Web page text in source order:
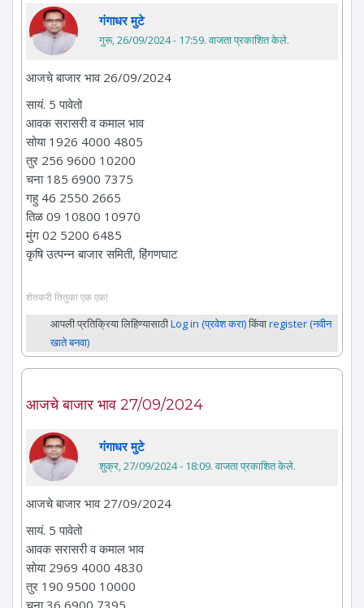
गंगाधर मुटे
गुरू, 26/09/2024 - 17:59. वाजता प्रकाशित केले.
आजचे बाजार भाव 26/09/2024
सायं. 5 पावेतो
आवक सरासरी व कमाल भाव
सोया 1926 4000 4805
तुर 256 9600 10200
चना 185 6900 7375
गहु 46 2550 2665
तिळ 09 10800 10970
मुंग 02 5200 6485
कृषि उत्पन्न बाजार समिती, हिंगणघाट
शेतकरी तितुका एक एक!
आपली प्रतिक्रिया लिहिण्यासाठीLog in (प्रवेश करा)किंवाregister (नवीन
खाते बनवा)
आजचे बाजार भाव 27/09/2024
गंगाधर मुटे
शुक्र, 27/09/2024 - 18:09. वाजता प्रकाशित केले.
आजचे बाजार भाव 27/09/2024
सायं. 5 पावेतो
आवक सरासरी व कमाल भाव
सोया 2969 4000 4830
तुर 190 9500 10000